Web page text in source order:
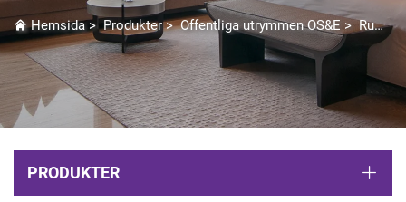
Hemsida> Produkter>Offentliga utrymmen OS&E >Rumservice & Utrustning
PRODUKTER